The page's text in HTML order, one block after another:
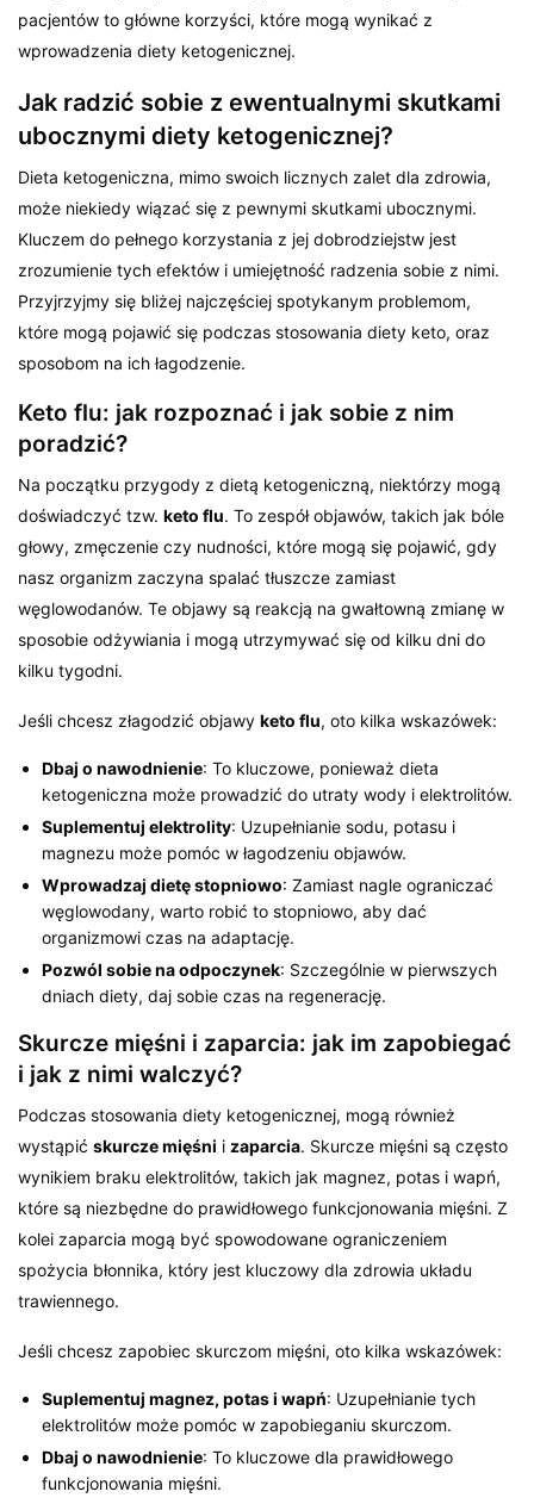
pacjentów to główne korzyści, które mogą wynikać z
wprowadzenia diety ketogenicznej.
Jak radzić sobie z ewentualnymi skutkami
ubocznymi diety ketogenicznej?
Dieta ketogeniczna, mimo swoich licznych zalet dla zdrowia,
może niekiedy wiązać się z pewnymi skutkami ubocznymi.
Kluczem do pełnego korzystania z jej dobrodziejstw jest
zrozumienie tych efektów i umiejętność radzenia sobie z nimi.
Przyjrzyjmy się bliżej najczęściej spotykanym problemom,
które mogą pojawić się podczas stosowania diety keto, oraz
sposobom na ich łagodzenie.
Keto flu: jak rozpoznać i jak sobie z nim
poradzić?
Na początku przygody z dietą ketogeniczną, niektórzy mogą
doświadczyć tzw.keto flu. To zespół objawów, takich jak bóle
głowy, zmęczenie czy nudności, które mogą się pojawić, gdy
nasz organizm zaczyna spalać tłuszcze zamiast
węglowodanów. Te objawy są reakcją na gwałtowną zmianę w
sposobie odżywiania i mogą utrzymywać się od kilku dni do
kilku tygodni.
Jeśli chcesz złagodzić objawyketo flu, oto kilka wskazówek:
Dbaj o nawodnienie: To kluczowe, ponieważ dieta
ketogeniczna może prowadzić do utraty wody i elektrolitów.
Suplementuj elektrolity: Uzupełnianie sodu, potasu i
magnezu może pomóc w łagodzeniu objawów.
Wprowadzaj dietę stopniowo: Zamiast nagle ograniczać
węglowodany, warto robić to stopniowo, aby dać
organizmowi czas na adaptację.
Pozwól sobie na odpoczynek: Szczególnie w pierwszych
dniach diety, daj sobie czas na regenerację.
Skurcze mięśni i zaparcia: jak im zapobiegać
i jak z nimi walczyć?
Podczas stosowania diety ketogenicznej, mogą również
wystąpićskurcze mięśni i zaparcia. Skurcze mięśni są często
wynikiem braku elektrolitów, takich jak magnez, potas i wapń,
które są niezbędne do prawidłowego funkcjonowania mięśni. Z
kolei zaparcia mogą być spowodowane ograniczeniem
spożycia błonnika, który jest kluczowy dla zdrowia układu
trawiennego.
Jeśli chcesz zapobiec skurczom mięśni, oto kilka wskazówek:
Suplementuj magnez, potas i wapń: Uzupełnianie tych
elektrolitów może pomóc w zapobieganiu skurczom.
Dbaj o nawodnienie: To kluczowe dla prawidłowego
funkcjonowania mięśni.